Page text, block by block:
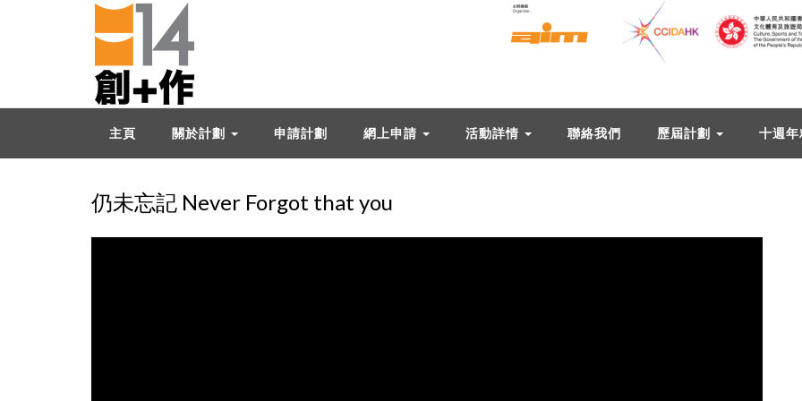
主頁 關於計劃 申請計劃 網上申請 活動詳情 聯絡我們 歷屆計劃 十週
仍未忘記 Never Forgot that you